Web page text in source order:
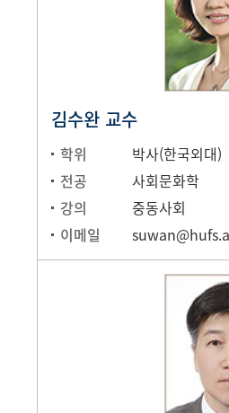
김수완 교수
학위
박사(한국외대)
전공
사회문화학
강의
중동사회
이메일